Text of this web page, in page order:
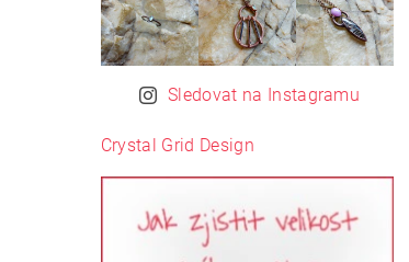
Sledovat na Instagramu
Crystal Grid Design